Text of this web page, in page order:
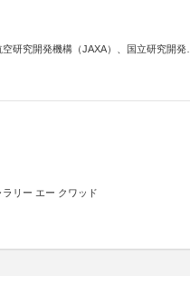
研究開発機構（JAXA）、国立研究開発法
発機構（NEDO）
リー エー クワッド